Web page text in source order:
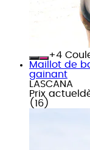
+
Maillot de
gainant
LASCANA
Prix actuel
( 16 )